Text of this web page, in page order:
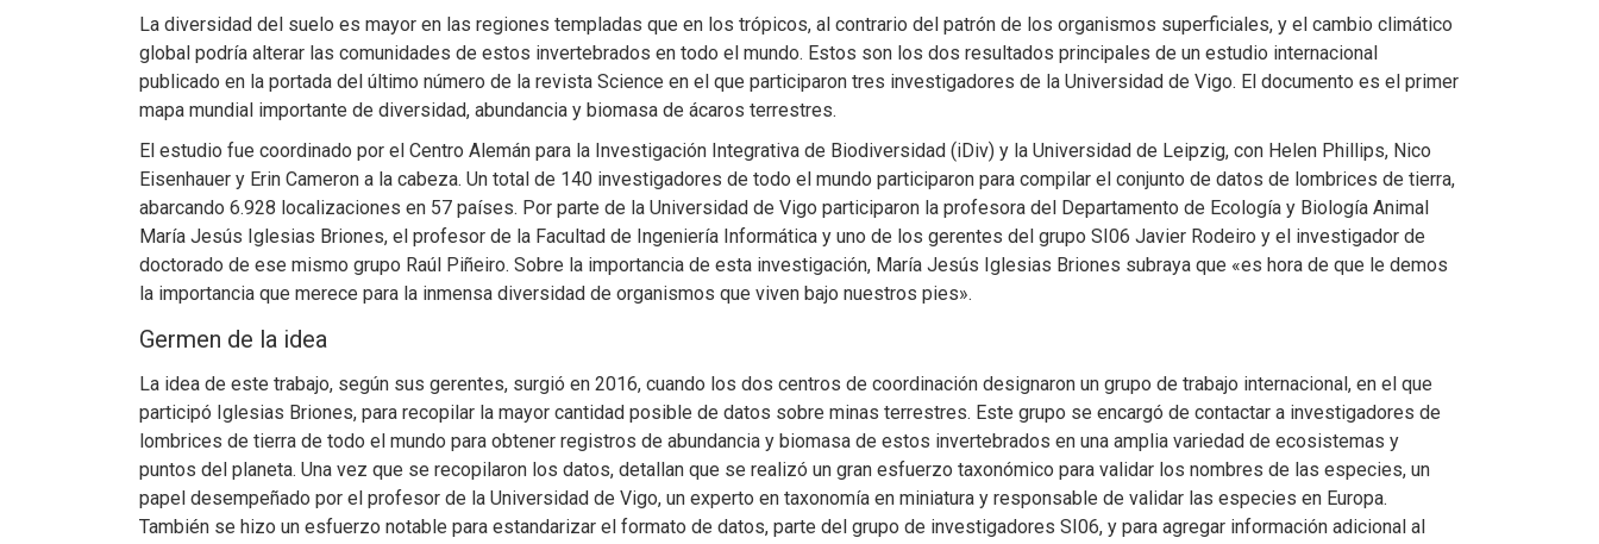
La diversidad del suelo es mayor en las regiones templadas que en los trópicos, al contrario del patrón de los organismos superficiales, y el cambio climático
global podría alterar las comunidades de estos invertebrados en todo el mundo. Estos son los dos resultados principales de un estudio internacional
publicado en la portada del último número de la revista Science en el que participaron tres investigadores de la Universidad de Vigo. El documento es el primer
mapa mundial importante de diversidad, abundancia y biomasa de ácaros terrestres.
El estudio fue coordinado por el Centro Alemán para la Investigación Integrativa de Biodiversidad (iDiv) y la Universidad de Leipzig, con Helen Phillips, Nico
Eisenhauer y Erin Cameron a la cabeza. Un total de 140 investigadores de todo el mundo participaron para compilar el conjunto de datos de lombrices de tierra,
abarcando 6.928 localizaciones en 57 países. Por parte de la Universidad de Vigo participaron la profesora del Departamento de Ecología y Biología Animal
María Jesús Iglesias Briones, el profesor de la Facultad de Ingeniería Informática y uno de los gerentes del grupo SI06 Javier Rodeiro y el investigador de
doctorado de ese mismo grupo Raúl Piñeiro. Sobre la importancia de esta investigación, María Jesús Iglesias Briones subraya que «es hora de que le demos
la importancia que merece para la inmensa diversidad de organismos que viven bajo nuestros pies».
Germen de la idea
La idea de este trabajo, según sus gerentes, surgió en 2016, cuando los dos centros de coordinación designaron un grupo de trabajo internacional, en el que
participó Iglesias Briones, para recopilar la mayor cantidad posible de datos sobre minas terrestres. Este grupo se encargó de contactar a investigadores de
lombrices de tierra de todo el mundo para obtener registros de abundancia y biomasa de estos invertebrados en una amplia variedad de ecosistemas y
puntos del planeta. Una vez que se recopilaron los datos, detallan que se realizó un gran esfuerzo taxonómico para validar los nombres de las especies, un
papel desempeñado por el profesor de la Universidad de Vigo, un experto en taxonomía en miniatura y responsable de validar las especies en Europa.
También se hizo un esfuerzo notable para estandarizar el formato de datos, parte del grupo de investigadores SI06, y para agregar información adicional al